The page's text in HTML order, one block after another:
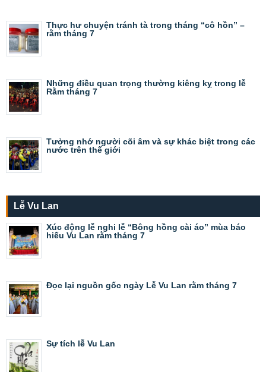
Thực hư chuyện tránh tà trong tháng “cô hồn” –
rằm tháng 7
Những điều quan trọng thường kiêng kỵ trong lễ
Rằm tháng 7
Tưởng nhớ người cõi âm và sự khác biệt trong các
nước trên thế giới
Lễ Vu Lan
Xúc động lễ nghi lễ “Bông hồng cài áo” mùa báo
hiếu Vu Lan rằm tháng 7
Đọc lại nguồn gốc ngày Lễ Vu Lan rằm tháng 7
Sự tích lễ Vu Lan